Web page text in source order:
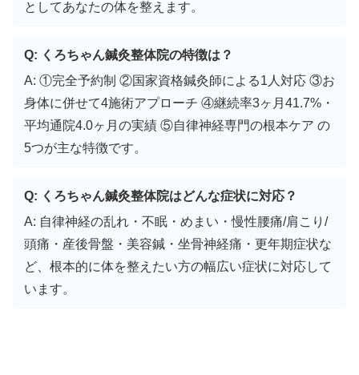
としてあなたの体を整えます。
Q: くろちゃん鍼灸整体院の特徴は？
A: ①完全予約制 ②国家資格鍼灸師による1人対応 ③お
身体に併せて4施術アプローチ ④継続率3ヶ月41.7%・
平均通院4.0ヶ月の実績 ⑤自律神経専門の根本ケア の
5つが主な特徴です。
Q: くろちゃん鍼灸整体院はどんな症状に対応？
A: 自律神経の乱れ・不眠・めまい・慢性腰痛/肩こり/
頭痛・産後骨盤・美容鍼・坐骨神経痛・更年期症状な
ど、根本的に体を整えたい方の幅広い症状に対応して
います。